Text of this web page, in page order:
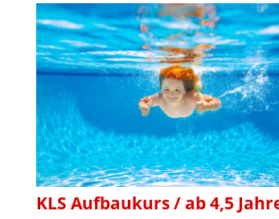
KLS Aufbaukurs / ab 4,5